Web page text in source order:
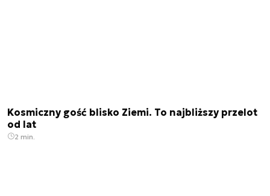
Kosmiczny gość blisko Ziemi. To najbliższy przelot
od lat
2 min.